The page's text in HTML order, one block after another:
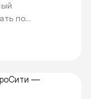
по